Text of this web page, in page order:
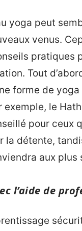
yoga peut
venus.
pratiques
Tout
forme de
exemple, le
pour ceux
la détente,
aux plus
l’aide de